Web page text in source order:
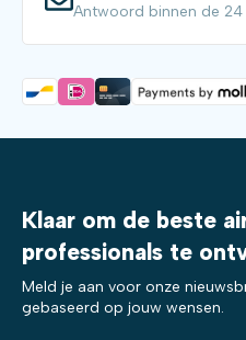
Antwoord binnen de 24
Klaar om de beste
professionals te
Meld je aan voor onze
gebaseerd op jouw wensen.